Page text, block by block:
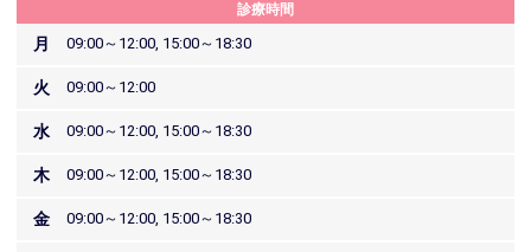
診療時間
月 09:00～12:00, 15:00～18:30
火 09:00～12:00
水 09:00～12:00, 15:00～18:30
木 09:00～12:00, 15:00～18:30
金 09:00～12:00, 15:00～18:30